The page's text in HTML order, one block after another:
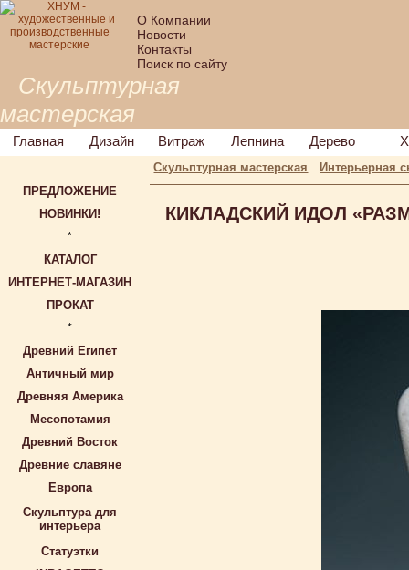
О Компании
Новости
Контакты
Поиск по сайту
Скульптурная
мастерская
Главная Дизайн Витраж Лепнина Дерево
Скульптурная мастерская
Интерьерная
ПРЕДЛОЖЕНИЕ
НОВИНКИ!
*
КАТАЛОГ
ИНТЕРНЕТ-МАГАЗИН
ПРОКАТ
*
Древний Египет
Античный мир
Древняя Америка
Месопотамия
Древний Восток
Древние славяне
Европа
Скульптура для
интерьера
Статуэтки
КИКЛАДСКИЙ ИДОЛ